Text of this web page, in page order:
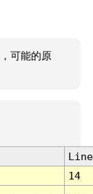
可能的原
Line
14